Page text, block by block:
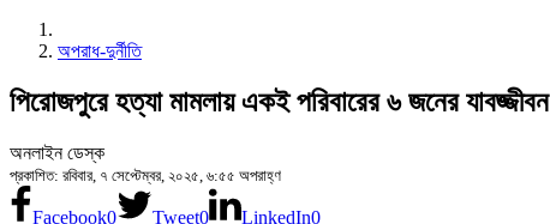
অপরাধ-দুর্নীতি
পিরোজপুরে হত্যা মামলায় একই পরিবারের ৬ জনের যাবজ্জীবন
অনলাইন ডেস্ক
প্রকাশিত: রবিবার, ৭ সেপ্টেম্বর, ২০২৫, ৬:৫৫ অপরাহ্ণ
Facebook0 Tweet0 LinkedIn0